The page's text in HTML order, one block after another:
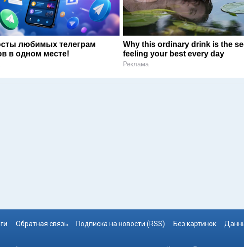
любимых телеграм
в одном месте!
Why this ordinary drink is the
feeling your best every day
Реклама
Обратная связь Подписка на новости (RSS) Без картинок